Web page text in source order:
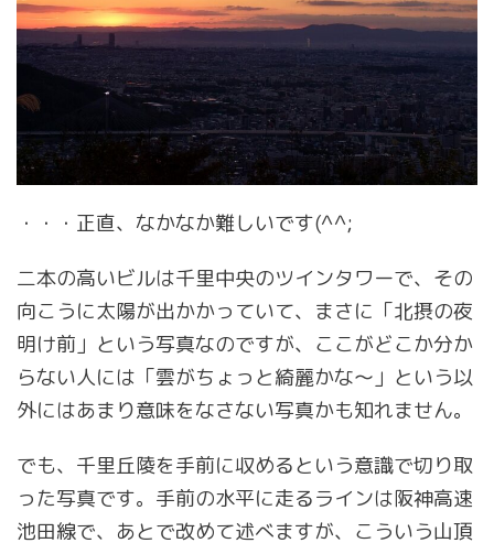
・・・正直、なかなか難しいです(^^;
二本の高いビルは千里中央のツインタワーで、その
向こうに太陽が出かかっていて、まさに「北摂の夜
明け前」という写真なのですが、ここがどこか分か
らない人には「雲がちょっと綺麗かな～」という以
外にはあまり意味をなさない写真かも知れません。
でも、千里丘陵を手前に収めるという意識で切り取
った写真です。手前の水平に走るラインは阪神高速
池田線で、あとで改めて述べますが、こういう山頂